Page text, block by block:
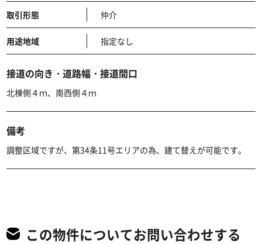
取引形態 仲介
用途地域 指定なし
接道の向き・道路幅・接道間口
北棟側４ｍ、南西側４ｍ
備考
調整区域ですが、第34条11号エリアの為、建て替えが可能です。
この物件についてお問い合わせする